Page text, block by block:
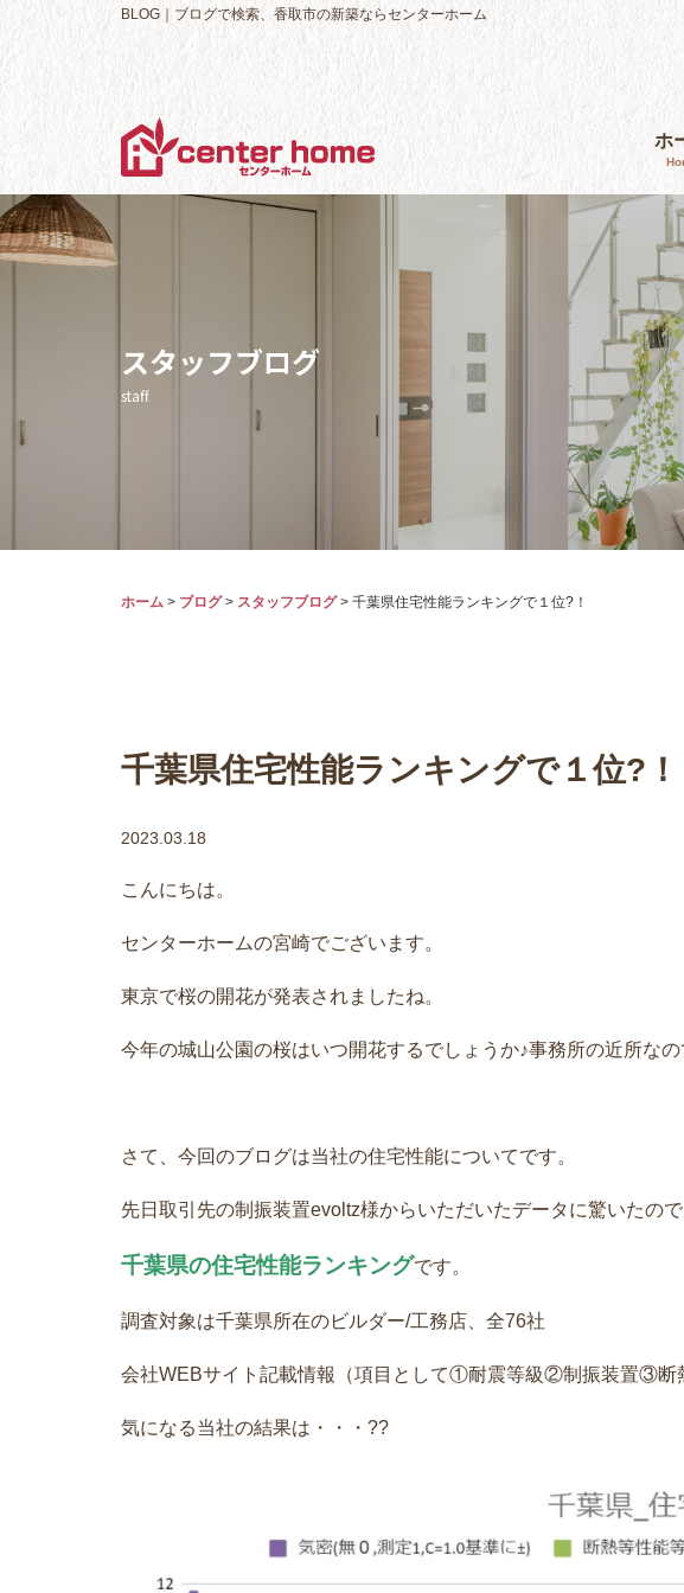
BLOG｜ブログで検索、香取市の新築ならセンターホーム
ホ
スタッフブログ
staff
ホーム > ブログ> スタッフブログ> 千葉県住宅性能ランキングで１位?！
千葉県住宅性能ランキングで１位?！
2023.03.18
こんにちは。
センターホームの宮崎でございます。
東京で桜の開花が発表されましたね。
今年の城山公園の桜はいつ開花するでしょうか♪事務所の近所なの
さて、今回のブログは当社の住宅性能についてです。
先日取引先の制振装置evoltz様からいただいたデータに驚いたの
千葉県の住宅性能ランキングです。
調査対象は千葉県所在のビルダー/工務店、全76社
会社WEBサイト記載情報（項目として①耐震等級②制振装置③断
気になる当社の結果は・・・??